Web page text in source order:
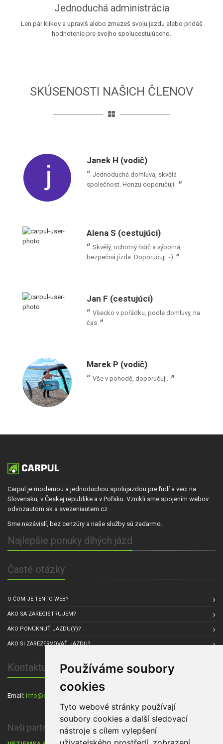
Používáme soubory
cookies
Tyto webové stránky používají
soubory cookies a další sledovací
nástroje s cílem vylepšení
Jednoduchá administrácia
Len pár klikov a upravíš alebo zmazeš svoju jazdu alebo pridáš
hodnotenie pre svojho spolucestujúceho.
SKÚSENOSTI NAŠICH ČLENOV
Janek H (vodič)
Jednoduchá domluva, skvělá
společnost. Honzu doporučuji.
Alena S (cestujúci)
Skvělý, ochotný řidič a výborná,
bezpečná jízda. Doporučuji :-)
Jan F (cestujúci)
Všecko v pořádku, podle domluvy, na
čas
Marek P (vodič)
Vše v pohodě, doporučuji.
Carpul je modernou a jednoduchou spolujazdou pre ľudí a veci na
Slovensku, v Českej republike a v Poľsku. Vznikli sme spojením webov
odvozautom.sk a svezeniautem.cz
Sme nezávislí, bez cenzúry a naše služby sú zadarmo.
Najlepšie ponuky dlhých jázd
Časté otázky
O ČOM JE TENTO WEB?
AKO SA ZAREGISTRUJEM?
AKO PONÚKNUŤ JAZDU(Y)?
AKO SI ZAREZERVOVAŤ JAZDU?
Kontaktuj nás
Email: info@carpul.eu
Naši partneri: